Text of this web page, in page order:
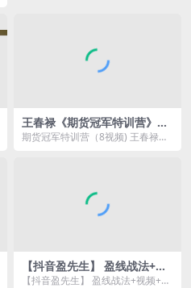
王春禄《期货冠军特训营》共
8集
期货冠军特训营（8视频) 王春禄公
【抖音盈先生】 盈线战法+视
频+公式
【抖音盈先生】 盈线战法+视频+公